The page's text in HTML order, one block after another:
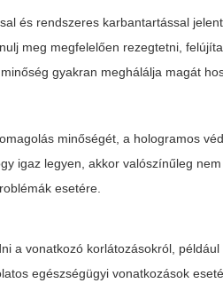
és rendszeres karbantartással
meg megfelelően rezegtetni,
gyakran meghálálja magát
minőségét, a hologramos
igaz legyen, akkor valószínűleg
esetére.
a vonatkozó korlátozásokról, például
egészségügyi vonatkozások